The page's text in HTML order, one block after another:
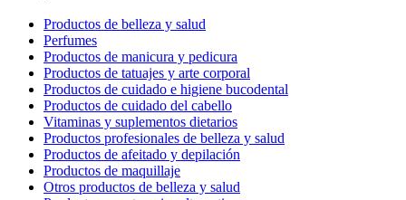
Productos de belleza y salud
Perfumes
Productos de manicura y pedicura
Productos de tatuajes y arte corporal
Productos de cuidado e higiene bucodental
Productos de cuidado del cabello
Vitaminas y suplementos dietarios
Productos profesionales de belleza y salud
Productos de afeitado y depilación
Productos de maquillaje
Otros productos de belleza y salud